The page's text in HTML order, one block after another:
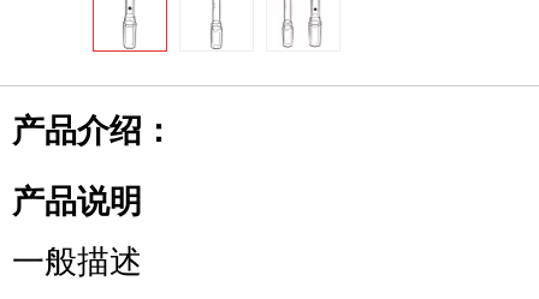
产品介绍：
产品说明
一般描述